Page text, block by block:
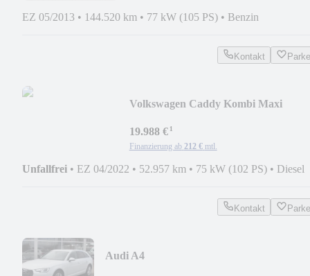
EZ 05/2013 • 144.520 km • 77 kW (105 PS) • Benzin
Kontakt
Volkswagen Caddy Kombi Maxi
19.988 €¹
Finanzierung ab 212 € mtl.
Unfallfrei • EZ 04/2022 • 52.957 km • 75 kW (102 PS) • Diesel
Kontakt
Audi A4